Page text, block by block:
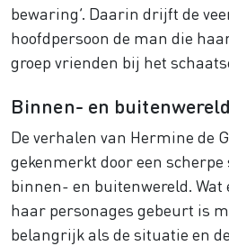
bewaring’. Daarin drijft de
hoofdpersoon de man die
groep vrienden bij het
Binnen- en buitenwereld
De verhalen van Hermine de
gekenmerkt door een
binnen- en buitenwereld. Wat
haar personages gebeurt is
belangrijk als de situatie en